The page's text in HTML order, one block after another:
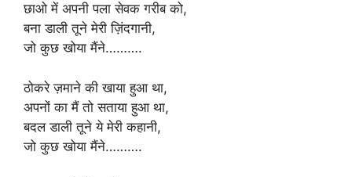
छाओ में अपनी पला सेवक गरीब को,
बना डाली तूने मेरी ज़िंदगानी,
जो कुछ खोया मैंने……….
ठोकरे ज़माने की खाया हुआ था,
अपनों का मैं तो सताया हुआ था,
बदल डाली तूने ये मेरी कहानी,
जो कुछ खोया मैंने……….